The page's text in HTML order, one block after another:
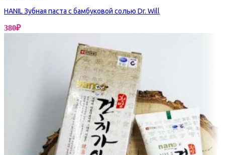
HANIL Зубная паста с бамбуковой солью Dr. Will
380₽